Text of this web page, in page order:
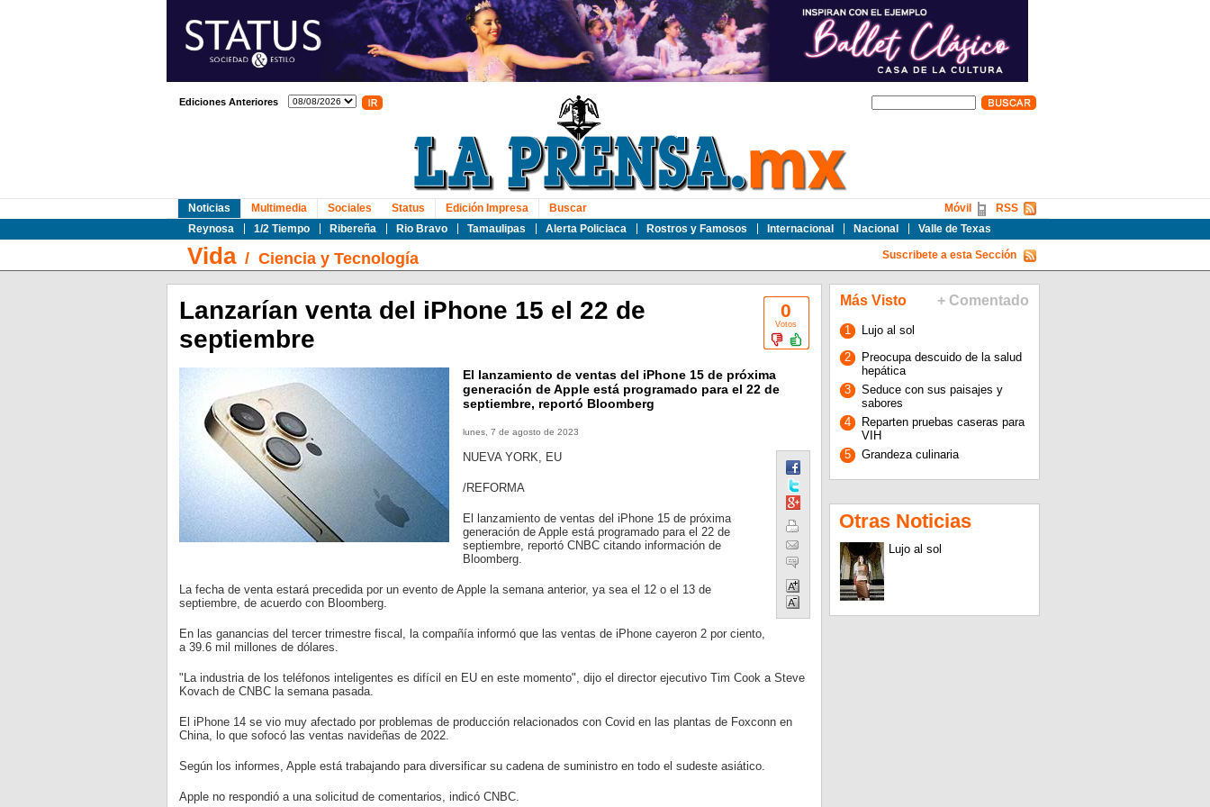
Ediciones Anteriores
Noticias
Reynosa
1/2 Tiempo Ribereña Rio Bravo Tamaulipas Alerta Policiaca Rostros y Famosos Internacional Nacional Valle de Texas
Multimedia Sociales Status Edición Impresa Buscar RSS
Móvil
Vida/ Ciencia y Tecnología Suscribete a esta Sección
0
Votos
Lanzarían venta del iPhone 15 el 22 de
septiembre
El lanzamiento de ventas del iPhone 15 de próxima
generación de Apple está programado para el 22 de
septiembre, reportó Bloomberg
lunes, 7 de agosto de 2023
NUEVA YORK, EU
/REFORMA
El lanzamiento de ventas del iPhone 15 de próxima
generación de Apple está programado para el 22 de
septiembre, reportó CNBC citando información de
Bloomberg.
La fecha de venta estará precedida por un evento de Apple la semana anterior, ya sea el 12 o el 13 de
septiembre, de acuerdo con Bloomberg.
En las ganancias del tercer trimestre fiscal, la compañía informó que las ventas de iPhone cayeron 2 por ciento,
a 39.6 mil millones de dólares.
"La industria de los teléfonos inteligentes es difícil en EU en este momento", dijo el director ejecutivo Tim Cook a Steve
Kovach de CNBC la semana pasada.
El iPhone 14 se vio muy afectado por problemas de producción relacionados con Covid en las plantas de Foxconn en
China, lo que sofocó las ventas navideñas de 2022.
Según los informes, Apple está trabajando para diversificar su cadena de suministro en todo el sudeste asiático.
Apple no respondió a una solicitud de comentarios, indicó CNBC.
Más Visto + Comentado
1
Lujo al sol
2
Preocupa descuido de la salud
hepática
3
Seduce con sus paisajes y
sabores
4
Reparten pruebas caseras para
VIH
5
Grandeza culinaria
Otras Noticias
Lujo al sol